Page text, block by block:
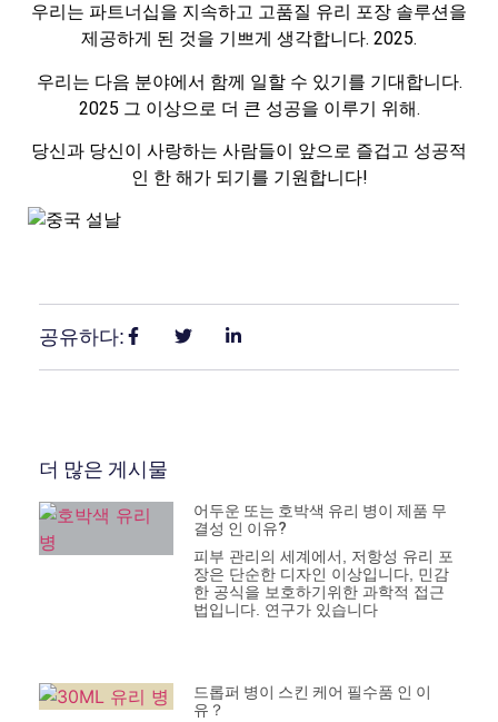
우리는 파트너십을 지속하고 고품질 유리 포장 솔루션을
제공하게 된 것을 기쁘게 생각합니다. 2025.
우리는 다음 분야에서 함께 일할 수 있기를 기대합니다.
2025 그 이상으로 더 큰 성공을 이루기 위해.
당신과 당신이 사랑하는 사람들이 앞으로 즐겁고 성공적
인 한 해가 되기를 기원합니다!
공유하다:
더 많은 게시물
어두운 또는 호박색 유리 병이 제품 무
결성 인 이유?
피부 관리의 세계에서, 저항성 유리 포
장은 단순한 디자인 이상입니다, 민감
한 공식을 보호하기위한 과학적 접근
법입니다. 연구가 있습니다
드롭퍼 병이 스킨 케어 필수품 인 이
유？